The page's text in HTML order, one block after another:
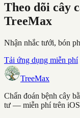
Theo dõi cây
TreeMax
Nhận nhắc tưới, bón
Tải ứng dụng miễn phí
TreeMax
Chẩn đoán bệnh cây
tư — miễn phí trên